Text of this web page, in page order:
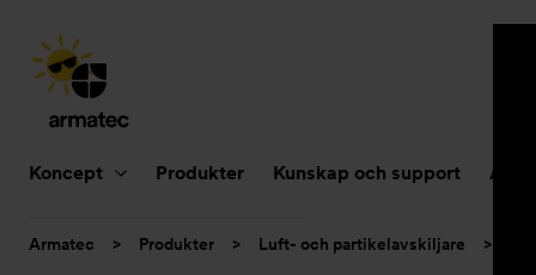
Koncept Produkter Kunskap och support
Du
Armatec > Produkter > Luft- och partikelavskiljare >